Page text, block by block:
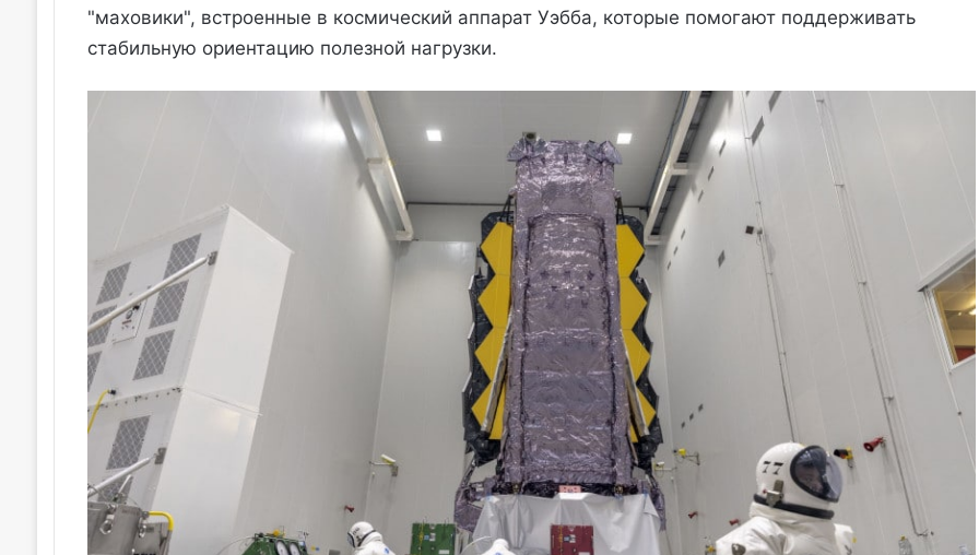
"маховики", встроенные в космический аппарат Уэбба, которые помогают поддерживать
стабильную ориентацию полезной нагрузки.